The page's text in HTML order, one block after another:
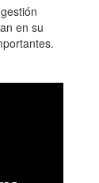
en su